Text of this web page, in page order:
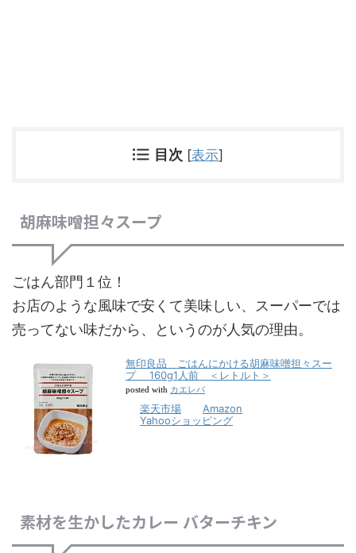
目次 [表示]
胡麻味噌担々スープ
ごはん部門１位！
お店のような風味で安くて美味しい、スーパーでは
売ってない味だから、というのが人気の理由。
無印良品 ごはんにかける胡麻味噌担々スー
プ 160g1人前 ＜レトルト＞
posted with カエレバ
楽天市場
Amazon
Yahooショッピング
素材を生かしたカレー バターチキン